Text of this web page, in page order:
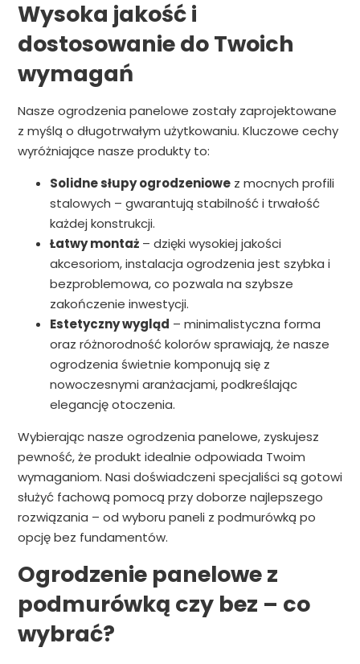
Wysoka jakość i
dostosowanie do Twoich
wymagań
Nasze ogrodzenia panelowe zostały zaprojektowane
z myślą o długotrwałym użytkowaniu. Kluczowe cechy
wyróżniające nasze produkty to:
Solidne słupy ogrodzeniowez mocnych profili
stalowych – gwarantują stabilność i trwałość
każdej konstrukcji.
Łatwy montaż– dzięki wysokiej jakości
akcesoriom, instalacja ogrodzenia jest szybka i
bezproblemowa, co pozwala na szybsze
zakończenie inwestycji.
Estetyczny wygląd – minimalistyczna forma
oraz różnorodność kolorów sprawiają, że nasze
ogrodzenia świetnie komponują się z
nowoczesnymi aranżacjami, podkreślając
elegancję otoczenia.
Wybierając nasze ogrodzenia panelowe, zyskujesz
pewność, że produkt idealnie odpowiada Twoim
wymaganiom. Nasi doświadczeni specjaliści są gotowi
służyć fachową pomocą przy doborze najlepszego
rozwiązania – od wyboru paneli z podmurówką po
opcję bez fundamentów.
Ogrodzenie panelowe z
podmurówką czy bez – co
wybrać?